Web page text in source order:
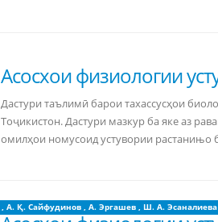
Асосхои физиологии
Дастури таълимӣ барои тахассусҳои
Тоҷикистон. Дастури мазкур ба яке аз
омилҳои номусоид устувории растанињо
, А. Қ. Сайфудинов , А. Эргашев , Ш. А. Эсаналиева